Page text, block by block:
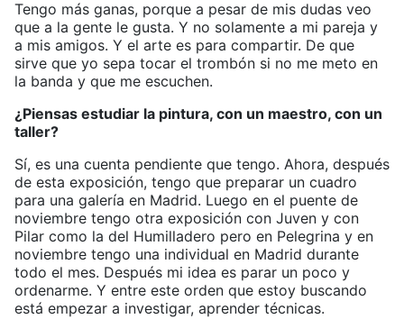
Tengo más ganas, porque a pesar de mis dudas veo
que a la gente le gusta. Y no solamente a mi pareja y
a mis amigos. Y el arte es para compartir. De que
sirve que yo sepa tocar el trombón si no me meto en
la banda y que me escuchen.
¿Piensas estudiar la pintura, con un maestro, con un
taller?
Sí, es una cuenta pendiente que tengo. Ahora, después
de esta exposición, tengo que preparar un cuadro
para una galería en Madrid. Luego en el puente de
noviembre tengo otra exposición con Juven y con
Pilar como la del Humilladero pero en Pelegrina y en
noviembre tengo una individual en Madrid durante
todo el mes. Después mi idea es parar un poco y
ordenarme. Y entre este orden que estoy buscando
está empezar a investigar, aprender técnicas.